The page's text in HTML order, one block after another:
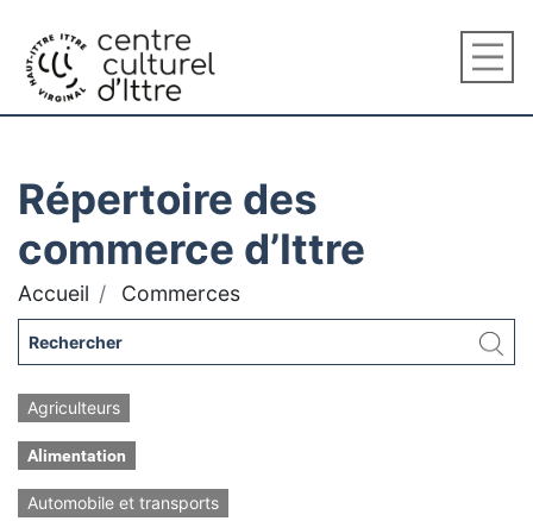
Répertoire des
commerce d’Ittre
Accueil Commerces
Agriculteurs
Alimentation
Automobile et transports